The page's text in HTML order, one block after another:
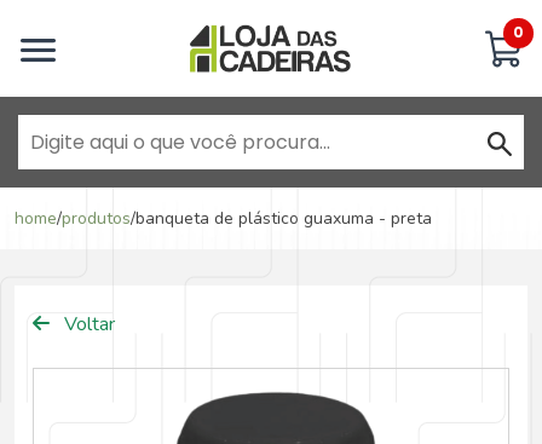
0
home/produtos/banqueta de plástico guaxuma - preta
Voltar
Inicie uma conversa
Goiânia - Jardim América
Anápolis - Jundiaí
Brasília - ADE Águas Claras